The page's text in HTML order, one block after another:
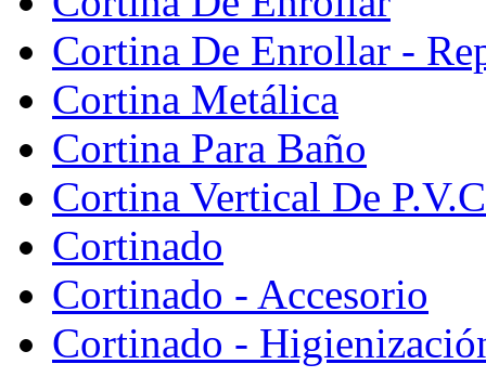
Cortina De Enrollar -
Cortina Metálica
Cortina Para Baño
Cortina Vertical De P.V.C
Cortinado
Cortinado - Accesorio
Cortinado -